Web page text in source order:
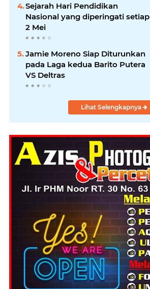
Sejarah Hari Pendidikan
Nasional yang diperingati setiap
2 Mei
Jamie Moreno Siap Diturunkan
pada Laga kedua Barito Putera
VS Deltras
Lihat Selengkapnya